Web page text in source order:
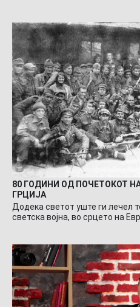
80 ГОДИНИ ОД ПОЧЕТОКОТ
ГРЦИЈА
Додека светот уште ги лечел
светска војна, во срцето на